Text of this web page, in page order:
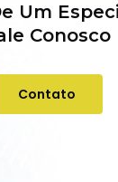
Um
Conosco
Contato